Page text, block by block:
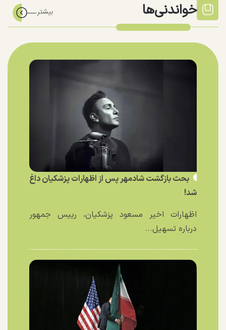
خواندنی‌ها
بحث بازگشت شادمهر پس از اظهارات پزشکیان داغ
شد!
اظهارات اخیر مسعود پزشکیان، رییس جمهور
درباره تسهیل...